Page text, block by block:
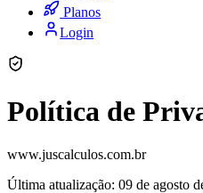
Planos
Login
Política de
www.juscalculos.com.br
Última atualização: 09 de agosto